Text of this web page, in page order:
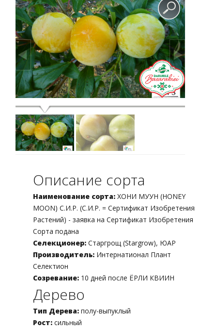
Описание сорта
Наименование сорта: ХОНИ МУУН (HONEY
MOON) C.И.Р. (C.И.Р. = Сертификат Изобретения
Растений) - заявка на Сертификат Изобретения
Сорта подана
Селекционер: Старгрощ (Stargrow), ЮАР
Производитель: Интернатионал Плант
Селектион
Созревание: 10 дней после ЁРЛИ КВИИН
Дерево
Тип Дерева: полу-выпуклый
Рост: сильный